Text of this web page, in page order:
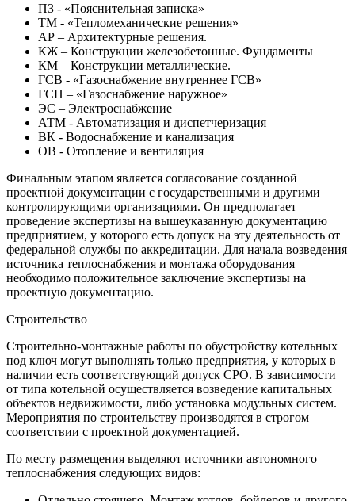
ПЗ - «Пояснительная записка»
ТМ - «Тепломеханические решения»
АР – Архитектурные решения.
КЖ – Конструкции железобетонные. Фундаменты
КМ – Конструкции металлические.
ГСВ - «Газоснабжение внутреннее ГСВ»
ГСН – «Газоснабжение наружное»
ЭС – Электроснабжение
АТМ - Автоматизация и диспетчеризация
ВК - Водоснабжение и канализация
ОВ - Отопление и вентиляция
Финальным этапом является согласование созданной
проектной документации с государственными и другими
контролирующими организациями. Он предполагает
проведение экспертизы на вышеуказанную документацию
предприятием, у которого есть допуск на эту деятельность от
федеральной службы по аккредитации. Для начала возведения
источника теплоснабжения и монтажа оборудования
необходимо положительное заключение экспертизы на
проектную документацию.
Строительство
Строительно-монтажные работы по обустройству котельных
под ключ могут выполнять только предприятия, у которых в
наличии есть соответствующий допуск СРО. В зависимости
от типа котельной осуществляется возведение капитальных
объектов недвижимости, либо установка модульных систем.
Мероприятия по строительству производятся в строгом
соответствии с проектной документацией.
По месту размещения выделяют источники автономного
теплоснабжения следующих видов: